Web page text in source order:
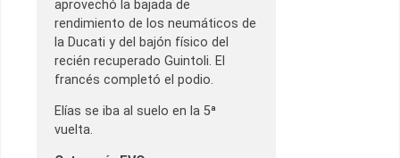
aprovechó la bajada de
rendimiento de los neumáticos de
la Ducati y del bajón físico del
recién recuperado Guintoli. El
francés completó el podio.
Elías se iba al suelo en la 5ª
vuelta.